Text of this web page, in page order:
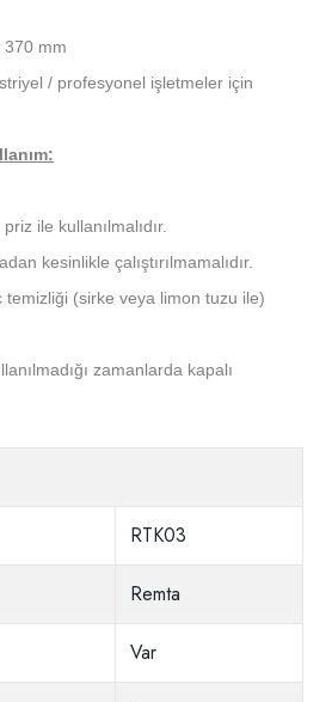
370 mm
/ profesyonel işletmeler için
ile kullanılmalıdır.
kesinlikle çalıştırılmamalıdır.
temizliği (sirke veya limon tuzu ile)
zamanlarda kapalı
RTK03
Remta
Var